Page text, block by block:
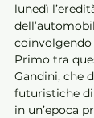
lunedì
Primo tra
Gandini, che
futuristiche di
in un’epoca